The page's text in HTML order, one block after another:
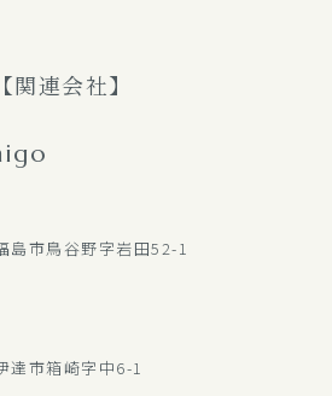
【関連会社】
島市鳥谷野字岩田52-1
達市箱崎字中6-1